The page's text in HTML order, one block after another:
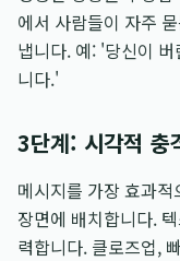
에서 사람들이 자주
냅니다. 예: '당신이
니다.'
3단계: 시각적 충
메시지를 가장 효과
장면에 배치합니다.
력합니다. 클로즈업,